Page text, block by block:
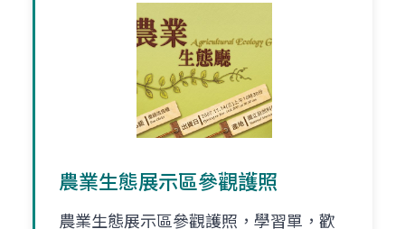
農業生態展示區參觀護照
農業生態展示區參觀護照，學習單，歡